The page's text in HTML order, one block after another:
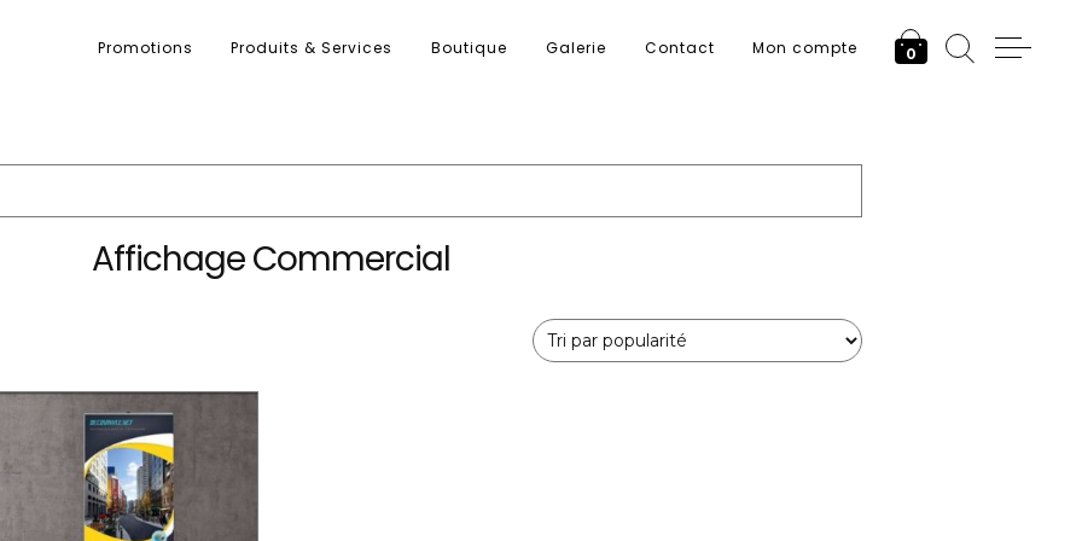
0
Promotions Produits & Services Boutique Galerie Contact Mon compte
Affichage Commercial